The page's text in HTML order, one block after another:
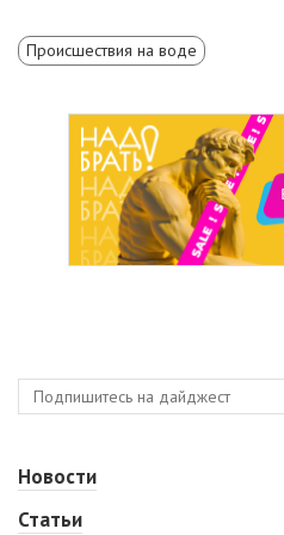
Происшествия на воде
Новости
Статьи